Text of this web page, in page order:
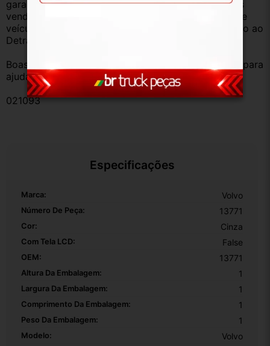
garantia de procedência e funcionamento. Produtos
vendidos somente com Nota Fiscal e proveniente de
veículo sucata – TODOS devidamente baixados junto ao
Detran.
Boas compras e sempre que precisar estamos aqui para
ajudar!
021093
Especificações
Marca: Volvo
Número De Peça: 13771
Cor: Cinza
Com Tela LCD: False
OEM: 13771
Altura Da Embalagem: 1
Largura Da Embalagem: 1
Comprimento Da Embalagem: 1
Peso Da Embalagem: 1
Modelo: Volvo